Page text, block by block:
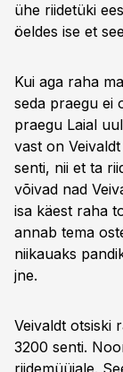
ühe riidetüki
öeldes ise et
Kui aga raha
seda praegu ei
praegu Laial
vast on
senti, nii et ta
võivad nad
isa käest raha
annab tema
niikauaks
jne.
Veivaldt otsiski
3200 senti.
riidemüüjale.